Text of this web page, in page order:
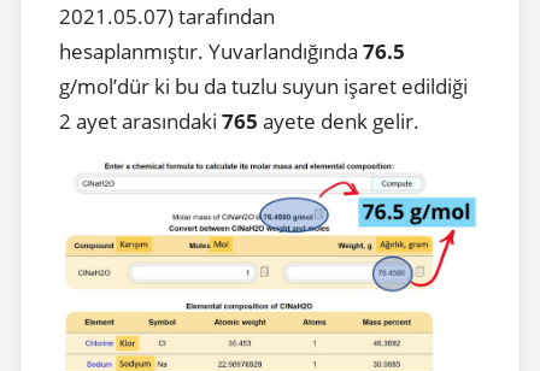
2021.05.07) tarafından
hesaplanmıştır. Yuvarlandığında 76.5
g/mol’dür ki bu da tuzlu suyun işaret edildiği
2 ayet arasındaki 765 ayete denk gelir.